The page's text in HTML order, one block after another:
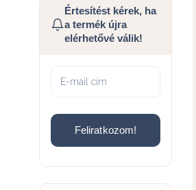
Értesítést kérek, ha
a termék újra
elérhetővé válik!
Feliratkozom!